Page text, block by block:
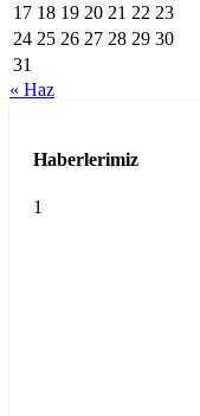
17 18 19 20 21 22 23
24 25 26 27 28 29 30
31
« Haz
Haberlerimiz
1